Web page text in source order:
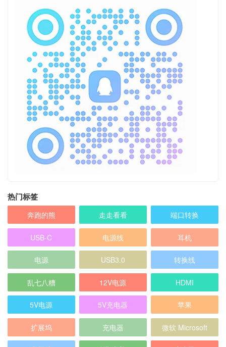
热门标签
奔跑的熊 走走看看 端口转换
USB-C 电源线 耳机
电源 USB3.0 转换线
乱七八糟 12V电源 HDMI
5V电源 5V充电器 苹果
扩展坞 充电器 微软 Microsoft